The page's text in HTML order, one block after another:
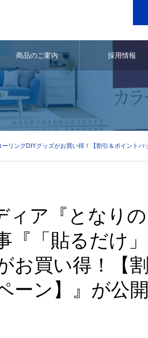
商品のご案内 採用情報
リングDIYグッズがお買い得！【割引＆ポイントバ
ィア『となり
『「貼るだけ
お買い得！【
ーン】』が公